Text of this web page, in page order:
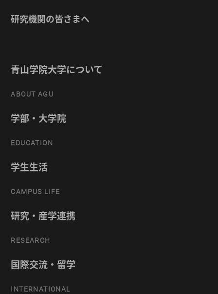
研究機関の皆さまへ
青山学院大学について
ABOUT AGU
学部・大学院
EDUCATION
学生生活
CAMPUS LIFE
研究・産学連携
RESEARCH
国際交流・留学
INTERNATIONAL